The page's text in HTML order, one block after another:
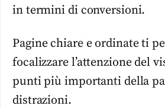
in termini di conversioni.
Pagine chiare e ordinate ti
focalizzare l’attenzione del
punti più importanti della
distrazioni.